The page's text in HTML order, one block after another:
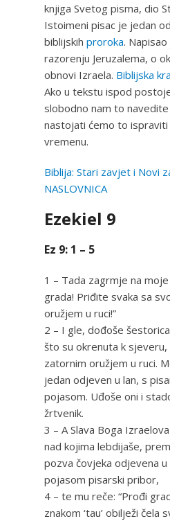
knjiga Svetog pisma, dio
Istoimeni pisac je jedan
biblijskih proroka.
razorenju Jeruzalema, o
obnovi Izraela. Biblijska
Ako u tekstu ispod
slobodno nam to
nastojati ćemo to ispraviti
vremenu.
Biblija: Stari zavjet i Novi
NASLOVNICA
Ezekiel 9
Ez 9: 1 – 5
1 – Tada zagrmje na moje
grada! Priđite svaka sa
oružjem u ruci!”
2 – I gle, dođoše
što su okrenuta k sjeveru,
zatornim oružjem u ruci.
jedan odjeven u lan, s
pojasom. Uđoše oni i
žrtvenik.
3 – A Slava Boga
nad kojima lebdijaše,
pozva čovjeka odjevena u
pojasom pisarski pribor,
4 – te mu reče: “Prođi
znakom ‘tau’ obilježi čela